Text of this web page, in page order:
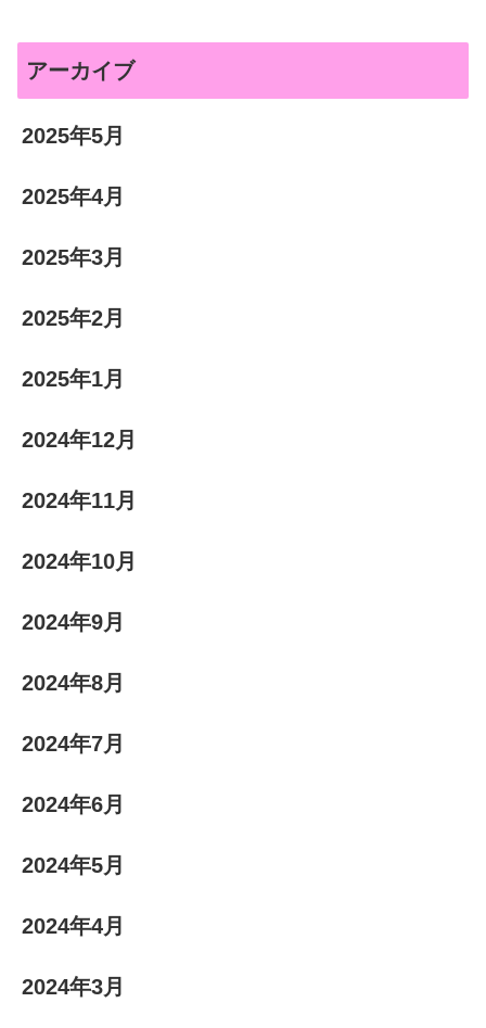
アーカイブ
2025年5月
2025年4月
2025年3月
2025年2月
2025年1月
2024年12月
2024年11月
2024年10月
2024年9月
2024年8月
2024年7月
2024年6月
2024年5月
2024年4月
2024年3月